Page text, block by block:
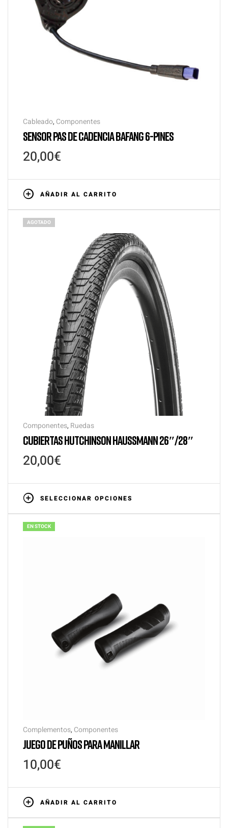
Cableado, Componentes
SENSOR PAS DE CADENCIA BAFANG 6-PINES
20,00€
AÑADIR AL CARRITO
AGOTADO
Componentes, Ruedas
CUBIERTAS HUTCHINSON HAUSSMANN 26″/28″
20,00€
SELECCIONAR OPCIONES
EN STOCK
Complementos, Componentes
JUEGO DE PUÑOS PARA MANILLAR
10,00€
AÑADIR AL CARRITO